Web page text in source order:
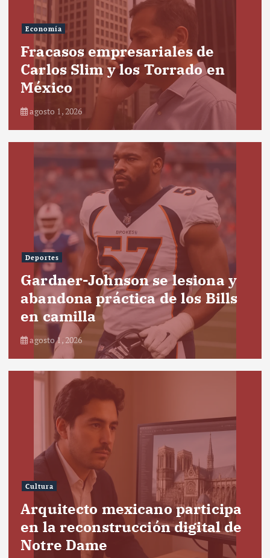
Economía
Fracasos empresariales de
Carlos Slim y los Torrado en
México
agosto 1, 2026
Deportes
Gardner-Johnson se lesiona y
abandona práctica de los Bills
en camilla
agosto 1, 2026
Cultura
Arquitecto mexicano participa
en la reconstrucción digital de
Notre Dame